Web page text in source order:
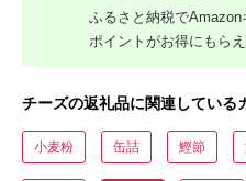
ふるさと納税で
ポイントがお得にもら
チーズの返礼品に関連している
小麦粉 缶詰 鰹節